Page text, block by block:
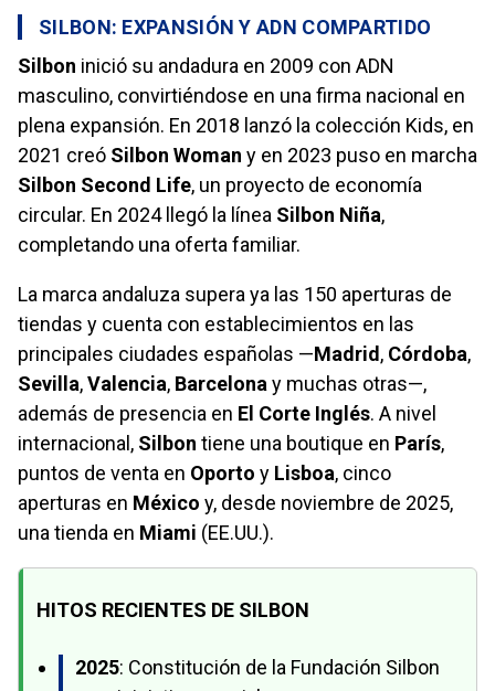
SILBON: EXPANSIÓN Y ADN COMPARTIDO
Silbon inició su andadura en 2009 con ADN
masculino, convirtiéndose en una firma nacional en
plena expansión. En 2018 lanzó la colección Kids, en
2021 creó Silbon Woman y en 2023 puso en marcha
Silbon Second Life, un proyecto de economía
circular. En 2024 llegó la línea Silbon Niña,
completando una oferta familiar.
La marca andaluza supera ya las 150 aperturas de
tiendas y cuenta con establecimientos en las
principales ciudades españolas —Madrid, Córdoba,
Sevilla,Valencia, Barcelona y muchas otras—,
además de presencia en El Corte Inglés. A nivel
internacional, Silbon tiene una boutique en París,
puntos de venta en Oporto y Lisboa, cinco
aperturas en México y, desde noviembre de 2025,
una tienda en Miami (EE.UU.).
HITOS RECIENTES DE SILBON
2025: Constitución de la Fundación Silbon